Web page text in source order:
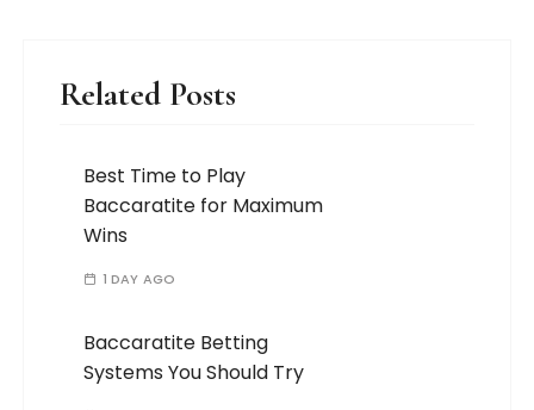
Related Posts
Best Time to Play
Baccaratite for Maximum
Wins
1 DAY AGO
Baccaratite Betting
Systems You Should Try